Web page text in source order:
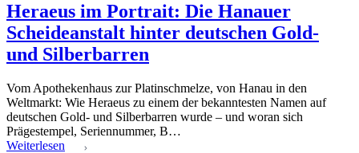
Heraeus im Portrait: Die Hanauer
Scheideanstalt hinter deutschen Gold-
und Silberbarren
Vom Apothekenhaus zur Platinschmelze, von Hanau in den
Weltmarkt: Wie Heraeus zu einem der bekanntesten Namen auf
deutschen Gold- und Silberbarren wurde – und woran sich
Prägestempel, Seriennummer, B…
Weiterlesen